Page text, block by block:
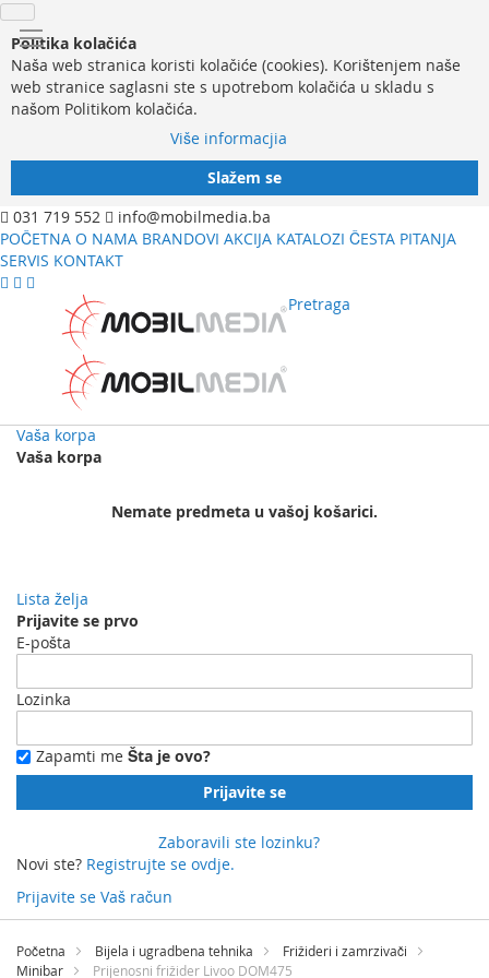
Politika kolačića
Naša web stranica koristi kolačiće (cookies). Korištenjem naše
web stranice saglasni ste s upotrebom kolačića u skladu s
našom Politikom kolačića.
Više informacjia
Slažem se
031 719 552
info@mobilmedia.ba
POČETNA O NAMA BRANDOVI AKCIJA KATALOZI ČESTA PITANJA
SERVIS KONTAKT
Pretraga
Vaša korpa
Vaša korpa
Nemate predmeta u vašoj košarici.
Lista želja
Prijavite se prvo
E-pošta
Lozinka
Zapamti me Šta je ovo?
Prijavite se
Zaboravili ste lozinku?
Novi ste? Registrujte se ovdje.
Prijavite se Vaš račun
Preskočite
sadržaj
Početna Bijela i ugradbena tehnika
Frižideri i zamrzivači
Minibar
Prijenosni frižider Livoo DOM475